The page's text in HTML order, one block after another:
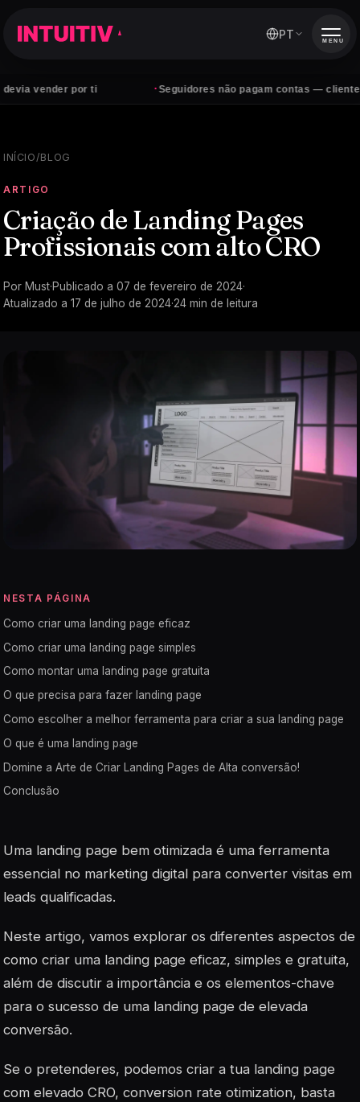
por ti Seguidores não pagam contas — clientes sim
PT MENU
INÍCIO/BLOG
ARTIGO
Criação de Landing Pages
Profissionais com alto CRO
Por Must·Publicado a 07 de fevereiro de 2024·
Atualizado a 17 de julho de 2024·24 min de leitura
NESTA PÁGINA
Como criar uma landing page eficaz
Como criar uma landing page simples
Como montar uma landing page gratuita
O que precisa para fazer landing page
Como escolher a melhor ferramenta para criar a sua landing page
O que é uma landing page
Domine a Arte de Criar Landing Pages de Alta conversão!
Conclusão
Uma landing page bem otimizada é uma ferramenta
essencial no marketing digital para converter visitas em
leads qualificadas.
Neste artigo, vamos explorar os diferentes aspectos de
como criar uma landing page eficaz, simples e gratuita,
além de discutir a importância e os elementos-chave
para o sucesso de uma landing page de elevada
conversão.
Se o pretenderes, podemos criar a tua landing page
com elevado CRO, conversion rate otimization, basta